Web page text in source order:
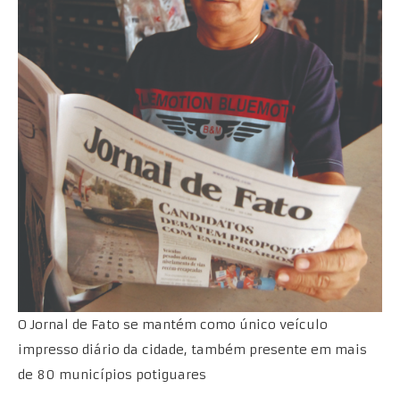
O Jornal de Fato se mantém como único veículo
impresso diário da cidade, também presente em mais
de 80 municípios potiguares